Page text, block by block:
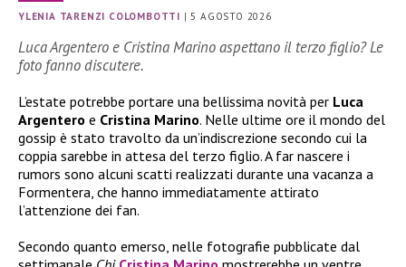
YLENIA TARENZI COLOMBOTTI | 5 AGOSTO 2026
Luca Argentero e Cristina Marino aspettano il terzo figlio? Le
foto fanno discutere.
L’estate potrebbe portare una bellissima novità per Luca
Argentero e Cristina Marino. Nelle ultime ore il mondo del
gossip è stato travolto da un’indiscrezione secondo cui la
coppia sarebbe in attesa del terzo figlio. A far nascere i
rumors sono alcuni scatti realizzati durante una vacanza a
Formentera, che hanno immediatamente attirato
l’attenzione dei fan.
Secondo quanto emerso, nelle fotografie pubblicate dal